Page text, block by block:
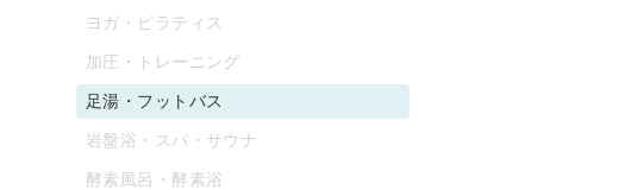
ヨガ・ピラティス
加圧・トレーニング
足湯・フットバス
岩盤浴・スパ・サウナ
酵素風呂・酵素浴